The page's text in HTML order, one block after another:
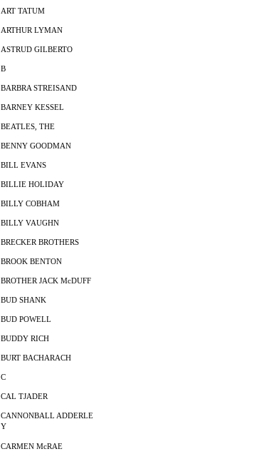
ART TATUM
ARTHUR LYMAN
ASTRUD GILBERTO
B
BARBRA STREISAND
BARNEY KESSEL
BEATLES, THE
BENNY GOODMAN
BILL EVANS
BILLIE HOLIDAY
BILLY COBHAM
BILLY VAUGHN
BRECKER BROTHERS
BROOK BENTON
BROTHER JACK McDUFF
BUD SHANK
BUD POWELL
BUDDY RICH
BURT BACHARACH
C
CAL TJADER
CANNONBALL ADDERLE
Y
CARMEN McRAE